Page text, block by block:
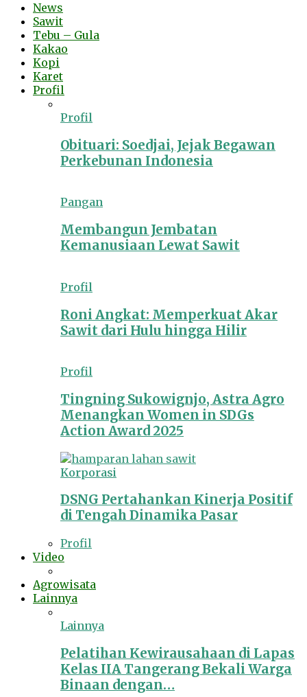
News
Sawit
Tebu – Gula
Kakao
Kopi
Karet
Profil
Profil
Obituari: Soedjai, Jejak Begawan
Perkebunan Indonesia
Pangan
Membangun Jembatan
Kemanusiaan Lewat Sawit
Profil
Roni Angkat: Memperkuat Akar
Sawit dari Hulu hingga Hilir
Profil
Tingning Sukowignjo, Astra Agro
Menangkan Women in SDGs
Action Award 2025
Korporasi
DSNG Pertahankan Kinerja Positif
di Tengah Dinamika Pasar
Profil
Video
Agrowisata
Lainnya
Lainnya
Pelatihan Kewirausahaan di Lapas
Kelas IIA Tangerang Bekali Warga
Binaan dengan…